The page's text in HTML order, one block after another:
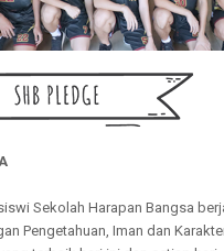
Sekolah Harapan Bangsa
Pengetahuan, Iman dan